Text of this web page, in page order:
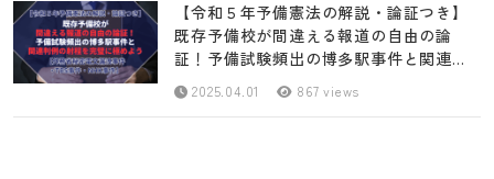
【令和５年予備憲法の解説・論証つき】
既存予備校が間違える報道の自由の論
証！予備試験頻出の博多駅事件と関連判
例の射程を完璧に極めよう【外務省秘密
電文漏洩事件・TBS事件・NHK事件】
2025.04.01 867 views